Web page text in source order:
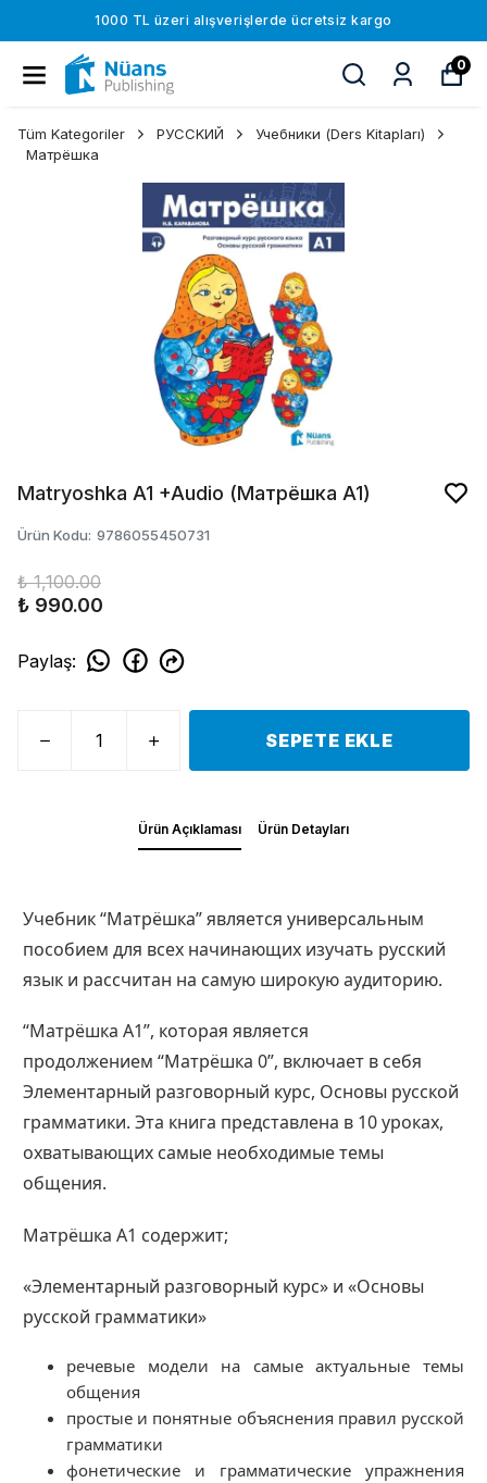
1000 TL üzeri alışverişlerde ücretsiz kargo
0
Tüm Kategoriler РУССKИЙ
Учебники (Ders Kitapları)
Матрёшка
Matryoshka A1 +Audio (Матрёшка A1)
Ürün Kodu: 9786055450731
₺ 1,100.00
₺ 990.00
Paylaş:
SEPETE EKLE
Ürün Açıklaması Ürün Detayları
Учебник “Матрёшка” является универсальным
пособием для всех начинающих изучать русский
язык и рассчитан на самую широкую аудиторию.
“Матрёшка А1”, которая является
продолжением “Матрёшка 0”, включает в себя
Элементарный разговорный курс, Основы русской
грамматики. Эта книга представлена в 10 уроках,
охватывающих самые необходимые темы
общения.
Матрёшка A1 содержит;
«Элементарный разговорный курс» и «Основы
русской грамматики»
речевые модели на самые актуальные темы
общения
простые и понятные объяснения правил русской
грамматики
фонетические и грамматические упражнения